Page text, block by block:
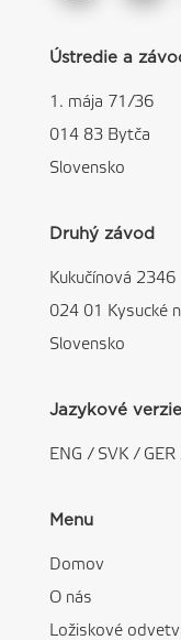
Ústredie a
1. mája 71/36
014 83 Bytča
Slovensko
Druhý závod
Kukučínová 2346
024 01 Kysucké
Slovensko
Jazykové verzie
ENG / SVK/ GER
Menu
Domov
O nás
Ložiskové